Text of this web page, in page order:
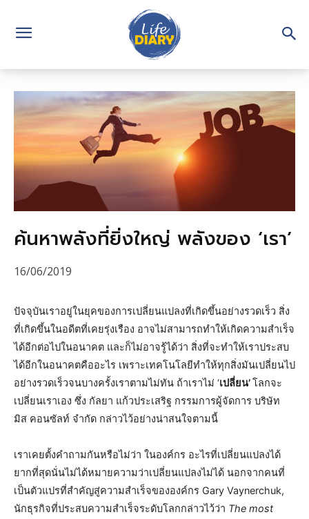
ค้นหาพลังที่ยิ่งใหญ่ พลังของ ‘เรา’
16/06/2019
ปัจจุบันเราอยู่ในยุคของการเปลี่ยนแปลงที่เกิดขึ้นอย่างรวดเร็ว สิ่ง
ที่เกิดขึ้นในอดีตที่เคยรุ่งเรือง อาจไม่สามารถทำให้เกิดความสำเร็จ
ได้อีกต่อไปในอนาคต และก็ไม่อาจรู้ได้ว่า สิ่งที่จะทำให้เราประสบ
ได้อีกในอนาคตคืออะไร เพราะเทคโนโลยีทำให้ทุกสิ่งมันเปลี่ยนไป
อย่างรวดเร็วจนบางครั้งเราตามไม่ทัน ถ้าเราไม่ ‘เปลี่ยน’โลกจะ
เปลี่ยนเราเอง ซึ่ง กัลยา แก้วประเสริฐ กรรมการผู้จัดการ บริษัท
มิส คอนซัลท์ จำกัด กล่าวไว้อย่างน่าสนใจตามนี้
เราเคยตั้งคำถามกันหรือไม่ว่า ในองค์กร อะไรที่เปลี่ยนแปลงได้
ยากที่สุดนั่นไม่ได้หมายความว่าเปลี่ยนแปลงไม่ได้ นอกจากคนที่
เป็นตัวแปรที่สำคัญสู่ความสำเร็จขององค์กร Gary Vaynerchuk,
นักธุรกิจที่ประสบความสำเร็จระดับโลกกล่าวไว้ว่า The most